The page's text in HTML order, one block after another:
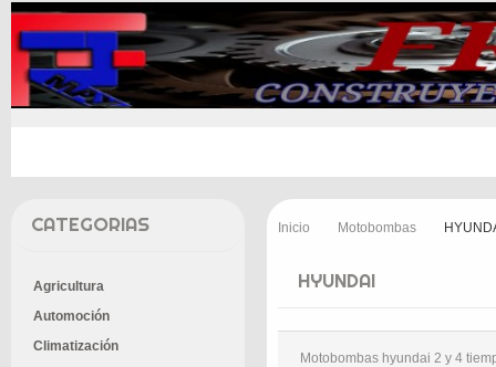
CATEGORIAS
Agricultura
Automoción
Climatización
Inicio Motobombas
HYUNDAI
Motobombas hyundai 2 y 4